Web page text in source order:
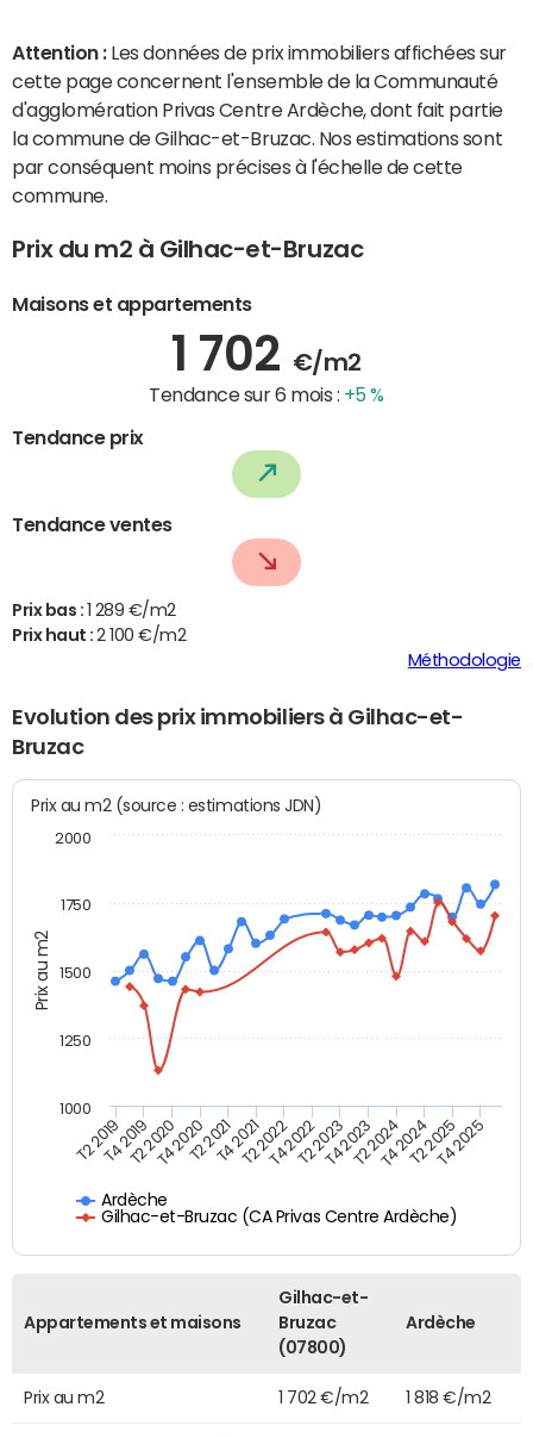
Attention : Les données de prix immobiliers affichées sur
cette page concernent l'ensemble de la Communauté
d'agglomération Privas Centre Ardèche, dont fait partie
la commune de Gilhac-et-Bruzac. Nos estimations sont
par conséquent moins précises à l'échelle de cette
commune.
Prix du m2 à Gilhac-et-Bruzac
Maisons et appartements
1 702 €/m2
Tendance sur 6 mois : +5 %
Tendance prix
Tendance ventes
Prix bas :
1 289 €/m2
Prix haut :2 100 €/m2
Méthodologie
Evolution des prix immobiliers à Gilhac-et-
Bruzac
Prix au m2
Prix au m2 (source : estimations JDN)
Ardèche
Gilhac-et-Bruzac (CA Privas Centre Ardèche)
T2 2019T4 2019T2 2020T4 2020T2 2021T4 2021T2 2022T4 2022T2 2023T4 2023T2 2024T4 2024T2 2025T4 2025
1000
2000
1250
1500
1750
Appartements et maisons
Gilhac-et-
Bruzac
(07800)
Ardèche
Prix au m2 1 702 €/m2 1 818 €/m2